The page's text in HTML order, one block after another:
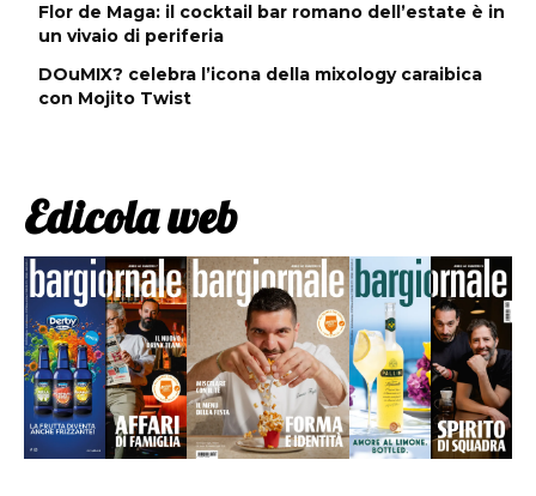
Flor de Maga: il cocktail bar romano dell’estate è in
un vivaio di periferia
DOuMIX? celebra l’icona della mixology caraibica
con Mojito Twist
Edicola web